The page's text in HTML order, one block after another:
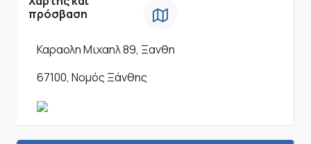
πρόσβαση
Καραολη Μιχαηλ 89, Ξανθη
67100, Νομός Ξάνθης